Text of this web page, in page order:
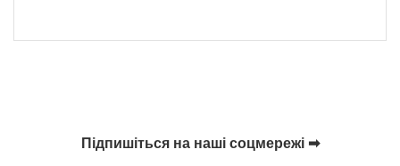
Підпишіться на наші соцмережі ➡